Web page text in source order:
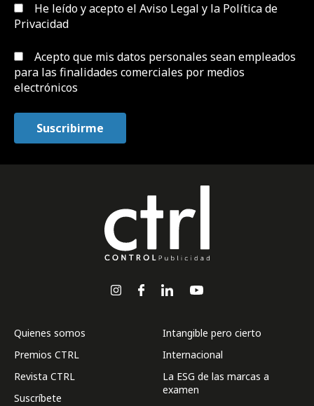
He leído y acepto el Aviso Legal y la Política de
Privacidad
Acepto que mis datos personales sean empleados
para las finalidades comerciales por medios
electrónicos
Quienes somos
Premios CTRL
Revista CTRL
Suscríbete
Intangible pero cierto
Internacional
La ESG de las marcas a
examen